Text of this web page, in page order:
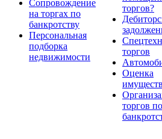
Сопровождение
на торгах по
банкротству
Персональная
подборка
недвижимости
торгов?
торгов
Оценка
торгов по